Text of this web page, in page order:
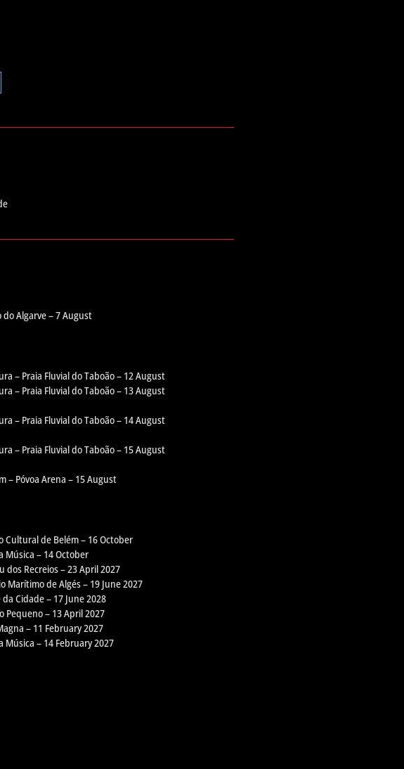
do Algarve – 7 August
– Praia Fluvial do Taboão – 12 August
– Praia Fluvial do Taboão – 13 August
– Praia Fluvial do Taboão – 14 August
– Praia Fluvial do Taboão – 15 August
– Póvoa Arena – 15 August
Cultural de Belém – 16 October
Música – 14 October
dos Recreios – 23 April 2027
Marítimo de Algés – 19 June 2027
Cidade – 17 June 2028
Pequeno – 13 April 2027
– 11 February 2027
Música – 14 February 2027